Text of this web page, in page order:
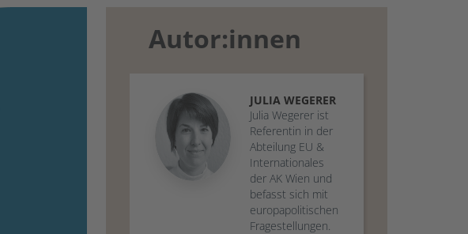
Autor:innen
JULIA WEGERER
Julia Wegerer ist
Referentin in der
Abteilung EU &
Internationales
der AK Wien und
befasst sich mit
europapolitischen
Fragestellungen.